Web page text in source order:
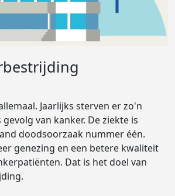
Jaarlijks sterven er zo'n
van kanker. De ziekte is
doodsoorzaak nummer één.
genezing en een betere kwaliteit
Dat is het doel van